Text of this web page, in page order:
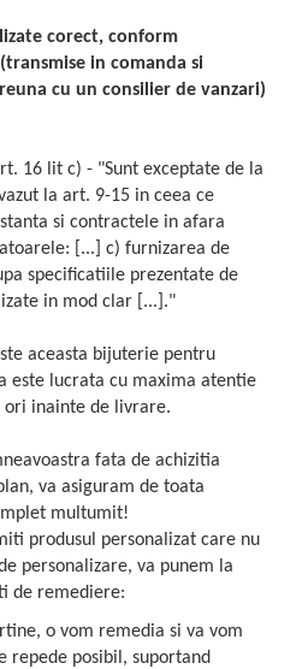
corect, conform
in comanda si
cu un consilier de vanzari)
16 lit c) - "Sunt exceptate de la
la art. 9-15 in ceea ce
si contractele in afara
[...] c) furnizarea de
specificatiile prezentate de
in mod clar [...]."
aceasta bijuterie pentru
este lucrata cu maxima atentie
ori inainte de livrare.
fata de achizitia
va asiguram de toata
multumit!
produsul personalizat care nu
personalizare, va punem la
de remediere:
o vom remedia si va vom
posibil, suportand